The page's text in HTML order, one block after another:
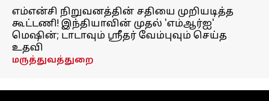
எம்என்சி நிறுவனத்தின் சதியை முறியடித்த
கூட்டணி! இந்தியாவின் முதல் 'எம்ஆர்ஐ'
மெஷின்; டாடாவும் ஸ்ரீதர் வேம்புவும் செய்த
உதவி
மருத்துவத்துறை